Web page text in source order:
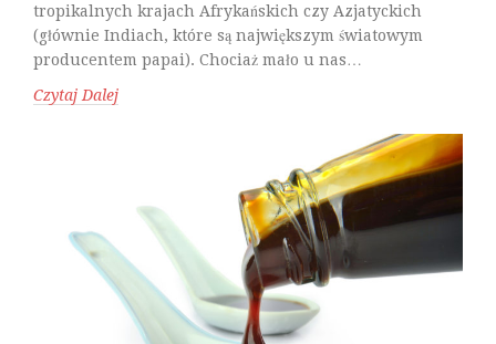
tropikalnych krajach Afrykańskich czy Azjatyckich
(głównie Indiach, które są największym światowym
producentem papai). Chociaż mało u nas…
Czytaj Dalej